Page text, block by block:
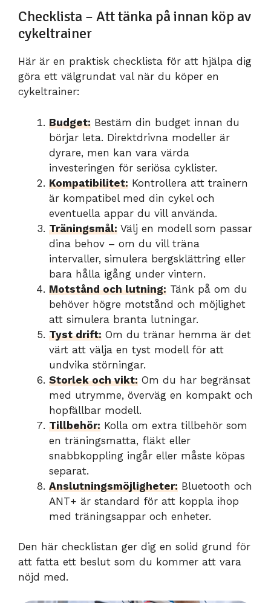
Checklista – Att tänka på innan köp av
cykeltrainer
Här är en praktisk checklista för att hjälpa dig
göra ett välgrundat val när du köper en
cykeltrainer:
Budget: Bestäm din budget innan du
börjar leta. Direktdrivna modeller är
dyrare, men kan vara värda
investeringen för seriösa cyklister.
Kompatibilitet: Kontrollera att trainern
är kompatibel med din cykel och
eventuella appar du vill använda.
Träningsmål: Välj en modell som passar
dina behov – om du vill träna
intervaller, simulera bergsklättring eller
bara hålla igång under vintern.
Motstånd och lutning: Tänk på om du
behöver högre motstånd och möjlighet
att simulera branta lutningar.
Tyst drift: Om du tränar hemma är det
värt att välja en tyst modell för att
undvika störningar.
Storlek och vikt: Om du har begränsat
med utrymme, överväg en kompakt och
hopfällbar modell.
Tillbehör: Kolla om extra tillbehör som
en träningsmatta, fläkt eller
snabbkoppling ingår eller måste köpas
separat.
Anslutningsmöjligheter: Bluetooth och
ANT+ är standard för att koppla ihop
med träningsappar och enheter.
Den här checklistan ger dig en solid grund för
att fatta ett beslut som du kommer att vara
nöjd med.